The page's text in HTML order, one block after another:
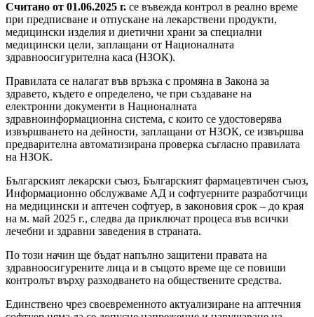
Считано от 01.06.2025 г. се въвежда контрол в реално време
при предписване и отпускане на лекарствени продукти,
медицински изделия и диетични храни за специални
медицински цели, заплащани от Националната
здравноосигурителна каса (НЗОК).
Правилата се налагат във връзка с промяна в Закона за
здравето, където е определено, че при създаване на
електронни документи в Националната
здравноинформационна система, с които се удостоверява
извършването на дейности, заплащани от НЗОК, се извършва
предварителна автоматизирана проверка съгласно правилата
на НЗОК.
Българският лекарски съюз, Българският фармацевтичен съюз,
Информационно обслужваме АД и софтуерните разработчици
на медицински и аптечен софтуер, в законовия срок – до края
на м. май 2025 г., следва да приключат процеса във всички
лечебни и здравни заведения в страната.
По този начин ще бъдат напълно защитени правата на
здравноосигурените лица и в същото време ще се повиши
контролът върху разходването на обществените средства.
Единствено чрез своевременното актуализиране на аптечния